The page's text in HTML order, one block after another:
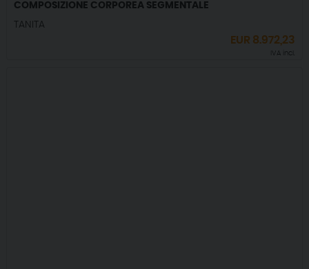
COMPOSIZIONE CORPOREA SEGMENTALE
TANITA
EUR 8.972,23
IVA incl.